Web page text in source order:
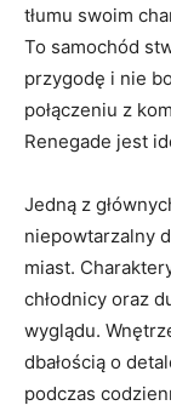
tłumu swoim
To samochód
przygodę i nie
połączeniu z
Renegade⁤ jest
Jedną z⁣
niepowtarzalny
miast.
chłodnicy oraz
wyglądu.
dbałością o
podczas